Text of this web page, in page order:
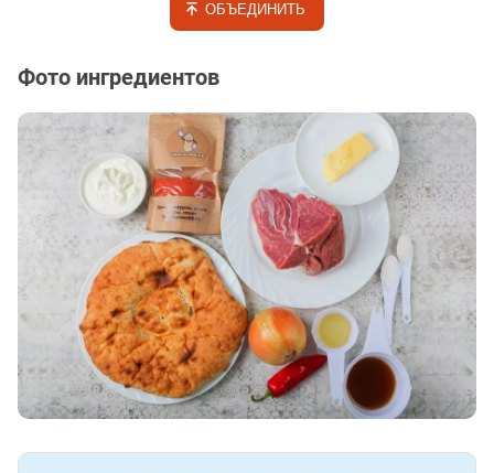
ОБЪЕДИНИТЬ
Фото ингредиентов